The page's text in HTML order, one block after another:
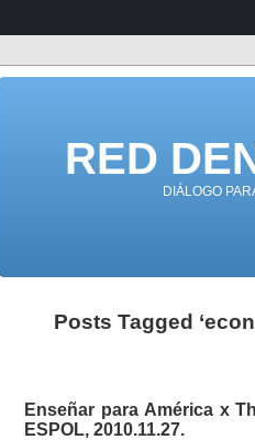
RED
DIÁLOGO
Posts Tagged
Enseñar para América x
ESPOL, 2010.11.27.